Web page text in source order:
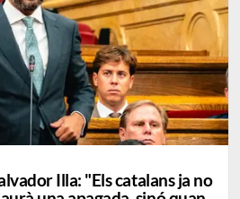
Illa: "Els catalans ja no